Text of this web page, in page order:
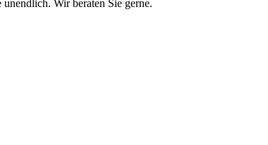
Wir beraten Sie gerne.